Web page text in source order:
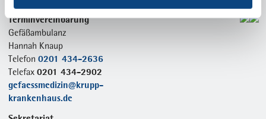
Terminvereinbarung
Gefäßambulanz
Hannah Knaup
Telefon0201 434-2636
Telefax0201 434-2902
gefaessmedizin@krupp-
krankenhaus.de